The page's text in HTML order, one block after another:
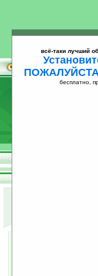
всё-таки лучший
бесплатно,